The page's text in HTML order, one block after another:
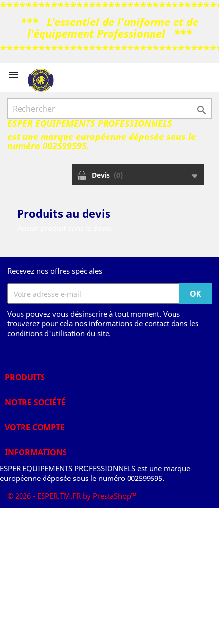
*** L'essentiel de l'uniforme et de
l'équipement Professionnel ***


ESPER EQUIPEMENTS PROFESSIONNELS
est une marque européenne déposée sous le
numéro 002599595.
Devis (0)
Produits au devis
Recevez nos offres spéciales
Vous pouvez vous désinscrire à tout moment. Vous
trouverez pour cela nos informations de contact dans les
conditions d'utilisation du site.
PRODUITS
NOTRE SOCIÉTÉ
VOTRE COMPTE
INFORMATIONS
ESPER EQUIPEMENTS PROFESSIONNELS est une marque
européenne déposée sous le numéro 002599595.
© 2026 - ESPER.TM.FR by PrestaShop™